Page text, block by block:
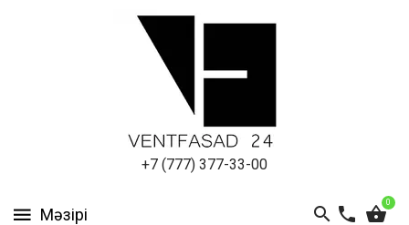
+7 (777) 377-33-00
0